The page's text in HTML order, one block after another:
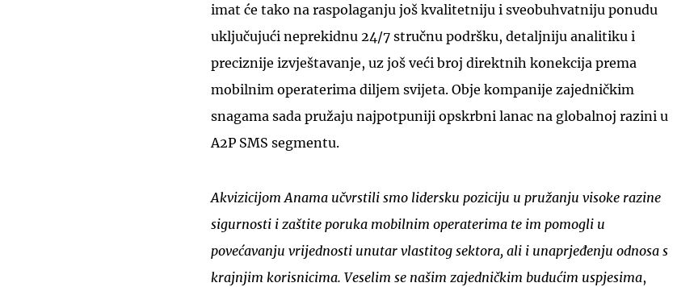
imat će tako na raspolaganju još kvalitetniju i sveobuhvatniju ponudu
uključujući neprekidnu 24/7 stručnu podršku, detaljniju analitiku i
preciznije izvještavanje, uz još veći broj direktnih konekcija prema
mobilnim operaterima diljem svijeta. Obje kompanije zajedničkim
snagama sada pružaju najpotpuniji opskrbni lanac na globalnoj razini u
A2P SMS segmentu.
Akvizicijom Anama učvrstili smo lidersku poziciju u pružanju visoke razine
sigurnosti i zaštite poruka mobilnim operaterima te im pomogli u
povećavanju vrijednosti unutar vlastitog sektora, ali i unaprjeđenju odnosa s
krajnjim korisnicima. Veselim se našim zajedničkim budućim uspjesima,